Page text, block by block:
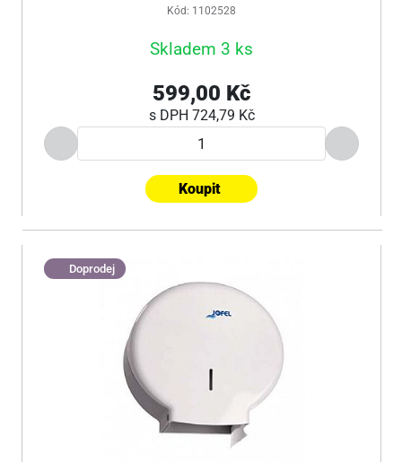
Kód: 1102528
Skladem 3 ks
599,00 Kč
s DPH 724,79 Kč
Koupit
Doprodej